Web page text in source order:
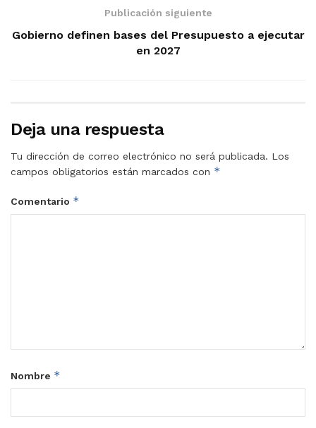
Publicación siguiente
Gobierno definen bases del Presupuesto a ejecutar
en 2027
Deja una respuesta
Tu dirección de correo electrónico no será publicada. Los
campos obligatorios están marcados con *
Comentario *
Nombre *